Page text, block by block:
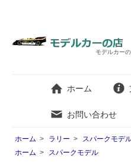
モデルカー
ホーム
お問い合わせ
ホーム > ラリー >
スパークモデ
ホーム > スパークモデル